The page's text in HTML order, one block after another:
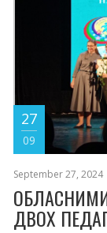
27
09
September 27, 2024
ДВОХ